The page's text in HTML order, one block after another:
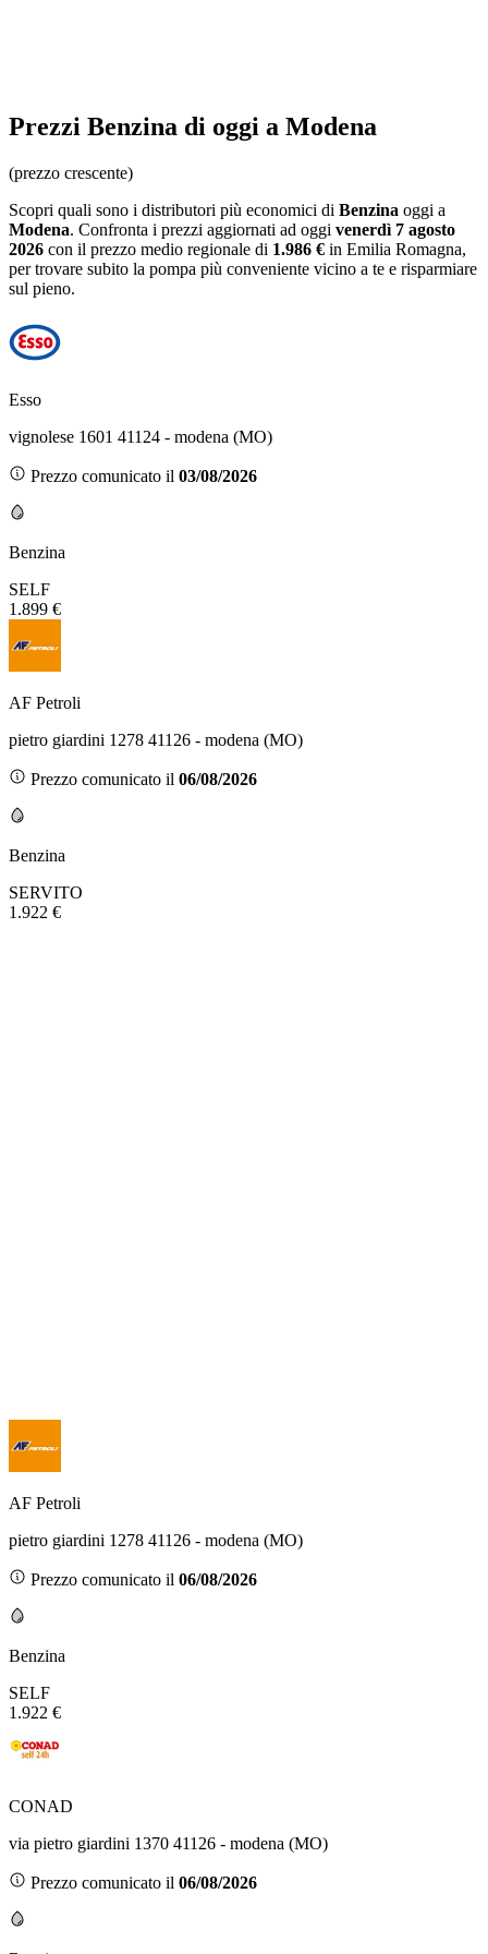
Prezzi Benzina di oggi a Modena
(prezzo crescente)
Scopri quali sono i distributori più economici di Benzina oggi a
Modena. Confronta i prezzi aggiornati ad oggi venerdì 7 agosto
2026 con il prezzo medio regionale di 1.986 € in Emilia Romagna,
per trovare subito la pompa più conveniente vicino a te e risparmiare
sul pieno.
Esso
vignolese 1601 41124 - modena (MO)
Prezzo comunicato il 03/08/2026
Benzina
SELF
1.899 €
AF Petroli
pietro giardini 1278 41126 - modena (MO)
Prezzo comunicato il 06/08/2026
Benzina
SERVITO
1.922 €
AF Petroli
pietro giardini 1278 41126 - modena (MO)
Prezzo comunicato il 06/08/2026
Benzina
SELF
1.922 €
CONAD
via pietro giardini 1370 41126 - modena (MO)
Prezzo comunicato il 06/08/2026